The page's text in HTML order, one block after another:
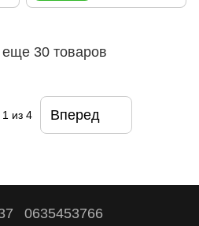
еще 30 товаров
1из 4 Вперед
0635453766